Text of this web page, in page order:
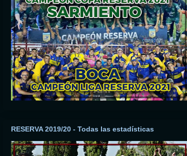
RESERVA 2019/20 - Todas las estadísticas